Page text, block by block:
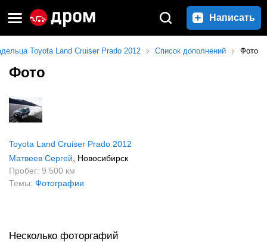
Написать
Toyota Land Cruiser Prado 2012 Список дополнений Фото
Фото
Toyota Land Cruiser Prado 2012
Матвеев Сергей , Новосибирск
Пробег: 9 500 км
Темы: Фотографии
Несколько фоторгафий